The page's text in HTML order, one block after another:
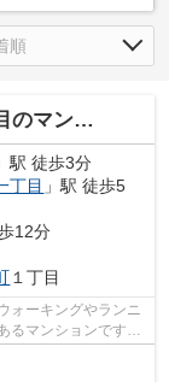
ンション
」駅 徒歩3分
丁目 」駅 徒歩5
12分
１丁目
ォーキングやランニ
るマンションです。